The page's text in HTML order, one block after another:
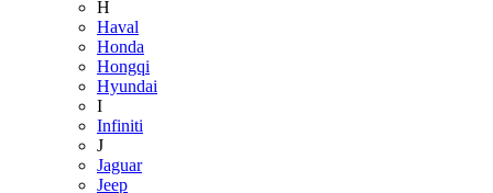
H
Haval
Honda
Hongqi
Hyundai
I
Infiniti
J
Jaguar
Jeep